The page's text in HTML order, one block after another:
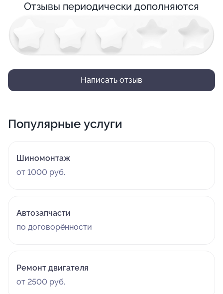
Отзывы периодически дополняются
Написать отзыв
Популярные услуги
Шиномонтаж
от 1000 руб.
Автозапчасти
по договорённости
Ремонт двигателя
от 2500 руб.